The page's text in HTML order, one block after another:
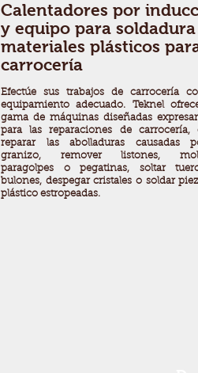
Calentadores por
y equipo para soldadura
materiales plásticos
carrocería
Efectúe sus trabajos de carrocería
equipamiento adecuado. Teknel
gama de máquinas diseñadas
para las reparaciones de carrocería,
reparar las abolladuras causadas
granizo, remover listones,
paragolpes o pegatinas, soltar
bulones, despegar cristales o soldar
plástico estropeadas.